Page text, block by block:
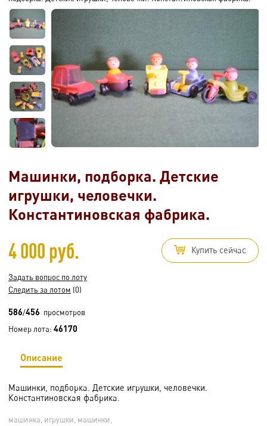
Машинки, подборка. Детские
игрушки, человечки.
Константиновская фабрика.
4 000 руб. Купить сейчас
Задать вопрос по лоту
Следить за лотом (0)
586/456 просмотров
Номер лота: 46170
Описание
Машинки, подборка. Детские игрушки, человечки.
Константиновская фабрика.
машинка, игрушки, машинки,